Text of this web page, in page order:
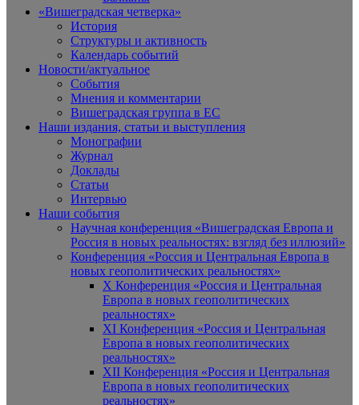
«Вишеградская четверка»
История
Структуры и активность
Календарь событий
Новости/актуальное
События
Мнения и комментарии
Вишеградская группа в ЕС
Наши издания, статьи и выступления
Монографии
Журнал
Доклады
Статьи
Интервью
Наши события
Научная конференция «Вишеградская Европа и
Россия в новых реальностях: взгляд без иллюзий»
Конференция «Россия и Центральная Европа в
новых геополитических реальностях»
X Конференция «Россия и Центральная
Европа в новых геополитических
реальностях»
XI Конференция «Россия и Центральная
Европа в новых геополитических
реальностях»
XII Конференция «Россия и Центральная
Европа в новых геополитических
реальностях»